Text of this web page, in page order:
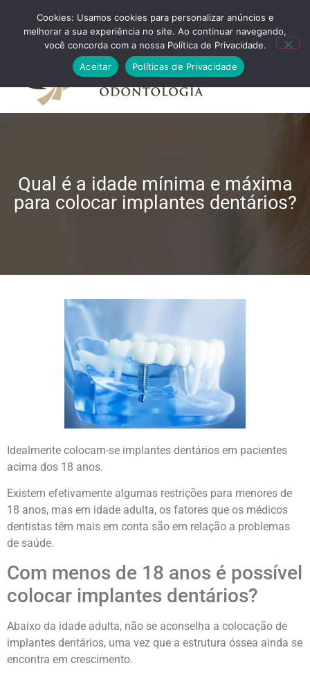
FALE CONOSCO
Qual é a idade mínima e máxima
para colocar implantes dentários?
Idealmente colocam-se implantes dentários em pacientes
acima dos 18 anos.
Existem efetivamente algumas restrições para menores de
18 anos, mas em idade adulta, os fatores que os médicos
dentistas têm mais em conta são em relação a problemas
de saúde.
Com menos de 18 anos é possível
colocar implantes dentários?
Abaixo da idade adulta, não se aconselha a colocação de
implantes dentários, uma vez que a estrutura óssea ainda se
encontra em crescimento.
Cookies: Usamos cookies para personalizar anúncios e
melhorar a sua experiência no site. Ao continuar navegando,
você concorda com a nossa Política de Privacidade.
Aceitar
Políticas de Privacidade